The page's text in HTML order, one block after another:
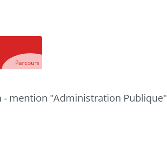
Parcours
- mention "Administration Publique"